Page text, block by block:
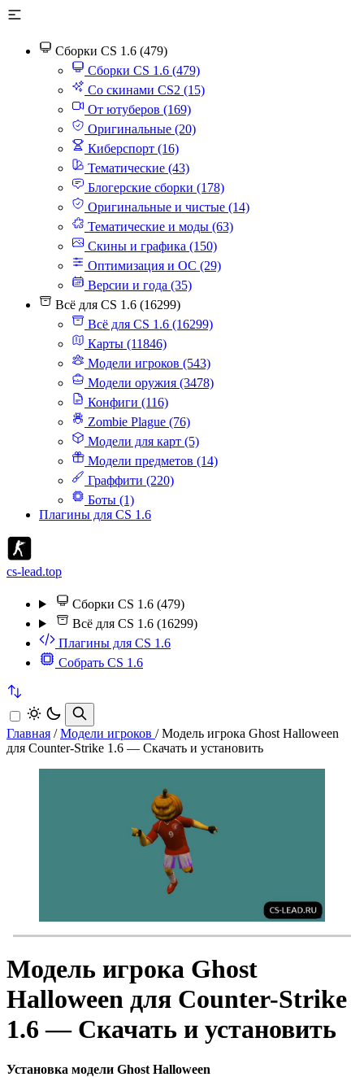
Сборки CS 1.6 (479)
Сборки CS 1.6 (479)
Со скинами CS2 (15)
От ютуберов (169)
Оригинальные (20)
Киберспорт (16)
Тематические (43)
Блогерские сборки (178)
Оригинальные и чистые (14)
Тематические и моды (63)
Скины и графика (150)
Оптимизация и ОС (29)
Версии и года (35)
Всё для CS 1.6 (16299)
Всё для CS 1.6 (16299)
Карты (11846)
Модели игроков (543)
Модели оружия (3478)
Конфиги (116)
Zombie Plague (76)
Модели для карт (5)
Модели предметов (14)
Граффити (220)
Боты (1)
Плагины для CS 1.6
cs-lead.top
Сборки CS 1.6 (479)
Всё для CS 1.6 (16299)
Плагины для CS 1.6
Собрать CS 1.6
Главная / Модели игроков / Модель игрока Ghost Halloween
для Counter-Strike 1.6 — Скачать и установить
Модель игрока Ghost
Halloween для Counter-Strike
1.6 — Скачать и установить
Установка модели Ghost Halloween